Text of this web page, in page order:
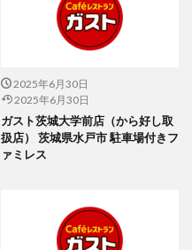
2025年6月30日
2025年6月30日
ガスト茨城大学前店（から好し取
扱店） 茨城県水戸市 駐車場付きフ
ァミレス